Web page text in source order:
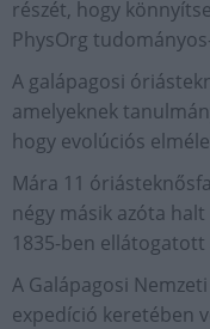
részét, hogy
PhysOrg
A galápagosi
amelyeknek
hogy evolúciós
Mára 11
négy másik azóta
1835-ben
A Galápagosi
expedíció keretében